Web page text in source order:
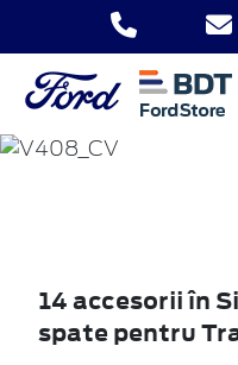
14 accesorii în
spate pentru